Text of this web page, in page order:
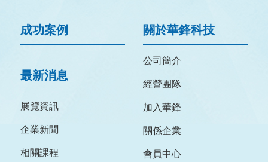
成功案例
最新消息
展覽資訊
企業新聞
相關課程
關於華鋒科技
公司簡介
經營團隊
加入華鋒
關係企業
會員中心